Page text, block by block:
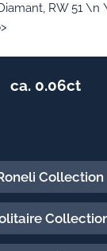
RW 51
ca. 0.06ct
Collection